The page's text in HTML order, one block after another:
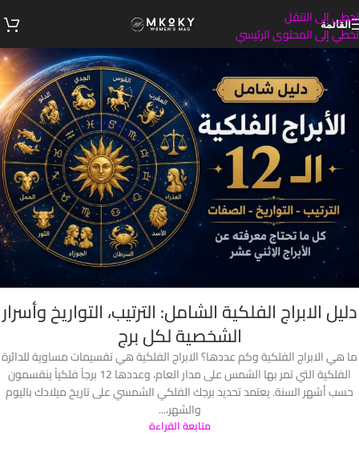
تخطي إلى التنقل
تخطي إلى المحتوى الرئيسي
القائمة
دليل الابراج الفلكية الشامل: الترتيب، التواريخ وأسرار
الشخصية لكل برج
ما هي الابراج الفلكية وكم عددها؟ الابراج الفلكية هي تقسيمات مساوية للدائرة
الفلكية التي تمر بها الشمس على مدار العام، وعددها 12 برجاً فلكياً ينقسمون
حسب أشهر السنة. يعتمد تحديد برجك الفلكي الشمسي على تاريخ ميلادك باليوم
والشهر،...
متابعة القراءة